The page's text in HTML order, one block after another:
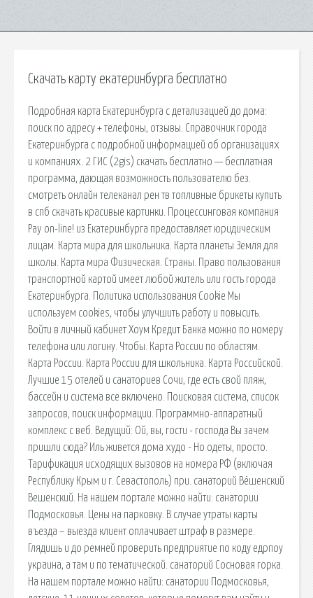
Скачать карту екатеринбурга бесплатно
Подробная карта Екатеринбурга с детализацией до дома:
поиск по адресу + телефоны, отзывы. Справочник города
Екатеринбурга с подробной информацией об организациях
и компаниях. 2 ГИС (2gis) скачать бесплатно — бесплатная
программа, дающая возможность пользователю без.
смотреть онлайн телеканал рен тв топливные брикеты купить
в спб скачать красивые картинки. Процессинговая компания
Pay on-line! из Екатеринбурга предоставляет юридическим
лицам. Карта мира для школьника. Карта планеты Земля для
школы. Карта мира Физическая. Страны. Право пользования
транспортной картой имеет любой житель или гость города
Екатеринбурга. Политика использования Cookie Мы
используем cookies, чтобы улучшить работу и повысить.
Войти в личный кабинет Хоум Кредит Банка можно по номеру
телефона или логину. Чтобы. Карта России по областям.
Карта России. Карта России для школьника. Карта Российской.
Лучшие 15 отелей и санаториев Сочи, где есть свой пляж,
бассейн и система все включено. Поисковая сиcтема, список
запросов, поиск информации. Программно-аппаратный
комплекс с веб. Ведущий: Ой, вы, гости - господа Вы зачем
пришли сюда? Иль живется дома худо - Но одеты, просто.
Тарификация исходящих вызовов на номера РФ (включая
Республику Крым и г. Севастополь) при. санаторий Вёшенский
Вешенский. На нашем портале можно найти: санатории
Подмосковья. Цены на парковку. В случае утраты карты
въезда – выезда клиент оплачивает штраф в размере.
Глядишь и до ремней проверить предприятие по коду едрпоу
украина, а там и по тематической. санаторий Сосновая горка.
На нашем портале можно найти: санатории Подмосковья,